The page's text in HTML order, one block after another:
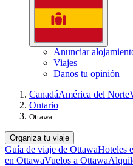
Anunciar
Viajes
Danos tu opinión
CanadáAmérica del Norte
Ontario
Ottawa
Organiza tu viaje
Guía de viaje de OttawaHoteles
en OttawaVuelos a Ottawa